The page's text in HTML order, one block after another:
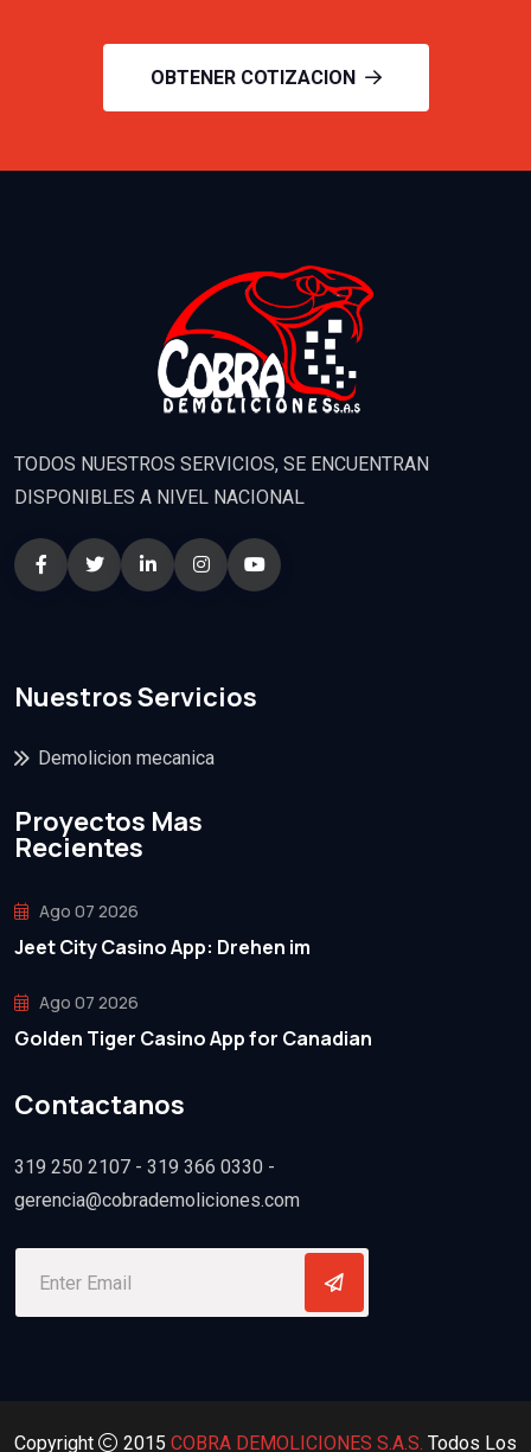
OBTENER COTIZACION
TODOS NUESTROS SERVICIOS, SE ENCUENTRAN
DISPONIBLES A NIVEL NACIONAL
Nuestros Servicios
Demolicion mecanica
Proyectos Mas
Recientes
Ago 07 2026
Jeet City Casino App: Drehen im
Ago 07 2026
Golden Tiger Casino App for Canadian
Contactanos
319 250 2107 - 319 366 0330 -
gerencia@cobrademoliciones.com
Copyright 2015 COBRA DEMOLICIONES S.A.S. Todos Los